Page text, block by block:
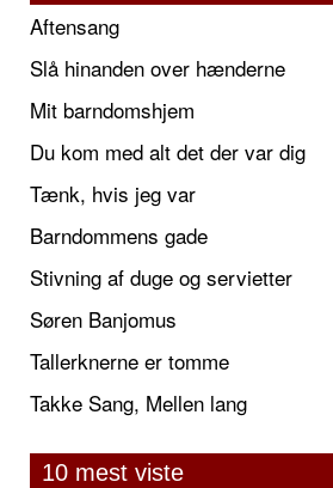
Aftensang
Slå hinanden over hænderne
Mit barndomshjem
Du kom med alt det der var dig
Tænk, hvis jeg var
Barndommens gade
Stivning af duge og servietter
Søren Banjomus
Tallerknerne er tomme
Takke Sang, Mellen lang
10 mest viste